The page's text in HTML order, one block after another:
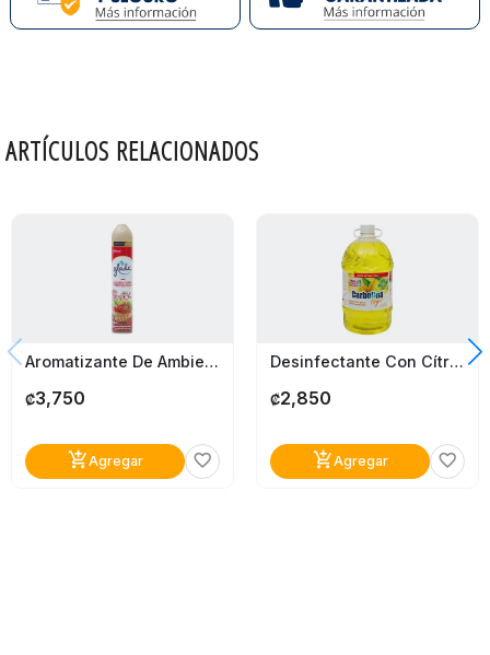
ARTÍCULOS RELACIONADOS
Aromatizante De Ambiente Glade 5 En 1 Frutos Rojos 400Ml
₡3,750
add_shopping_cartAgregar favorite_border
Desinfectante Con Cítrico Carbolina 1 Galón
₡2,850
add_shopping_cartAgregar favorite_border